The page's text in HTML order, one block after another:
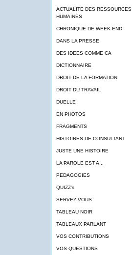
ACTUALITE DES RESSOURCES
HUMAINES
CHRONIQUE DE WEEK-END
DANS LA PRESSE
DES IDEES COMME CA
DICTIONNAIRE
DROIT DE LA FORMATION
DROIT DU TRAVAIL
DUELLE
EN PHOTOS
FRAGMENTS
HISTOIRES DE CONSULTANT
JUSTE UNE HISTOIRE
LA PAROLE EST A...
PEDAGOGIES
QUIZZ's
SERVEZ-VOUS
TABLEAU NOIR
TABLEAUX PARLANT
VOS CONTRIBUTIONS
VOS QUESTIONS